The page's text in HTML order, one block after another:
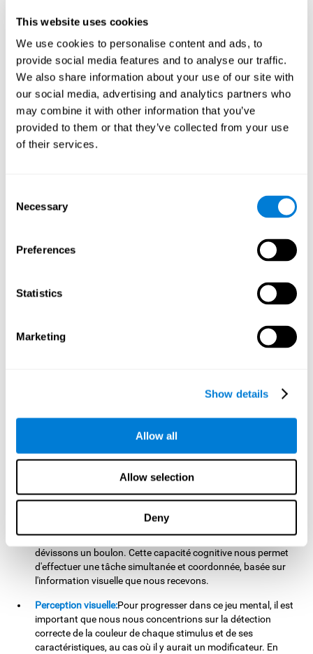
This website uses cookies
We use cookies to personalise content and ads, to
provide social media features and to analyse our traffic.
We also share information about your use of our site with
our social media, advertising and analytics partners who
may combine it with other information that you’ve
provided to them or that they’ve collected from your use
of their services.
Selection
Necessary
Preferences
Statistics
Marketing
Show details
Allow all
Allow selection
Deny
Flexibilité cognitive:Pour progresser dans ce jeu mental, nous
devrons nous adapter au changement de stimulus cible et
chercher le prochain. En pratiquant cet exercice, nous
stimulons et renforçons notre capacité de flexibilité mentale.
L'amélioration de cette capacité cognitive peut nous aider à
réagir avec plus de souplesse dans des situations
inattendues, par exemple lorsque nous découvrons que le
supermarché est fermé et que nous devons penser à une
alternative, ou lorsqu'une route est coupée et que nous
devons trouver un autre moyen pour atteindre le lieu
Les autres capacités cognitives
pertinentes sont :
Pour accéder aux niveaux supérieurs de ce
parmi tous les stimuli présents, ce qui nécessitera notre
balayage visuel. La pratique de ce jeu nous permet de
capacité cognitive est fondamentale pour notre vie
quotidienne, car elle peut nous aider à détecter rapidement et
la route, une connaissance dans la foule, ou un texte
nous devrons diriger rapidement et précisément la souris
vers chacun des stimuli cibles. En pratiquant ce jeu
notre coordination oculo-motrice. L'amélioration de cette
capacité cognitive est utile pour optimiser notre dextérité
dans les activités où nous utilisons nos mains. Par exemple,
lorsque nous écrivons, conduisons, faisons du sport ou
même lorsque nous ouvrons une boîte de conserve, ou
dévissons un boulon. Cette capacité cognitive nous permet
d'effectuer une tâche simultanée et coordonnée, basée sur
l'information visuelle que nous recevons.
Perception visuelle:Pour progresser dans ce jeu mental, il est
important que nous nous concentrions sur la détection
correcte de la couleur de chaque stimulus et de ses
caractéristiques, au cas où il y aurait un modificateur. En